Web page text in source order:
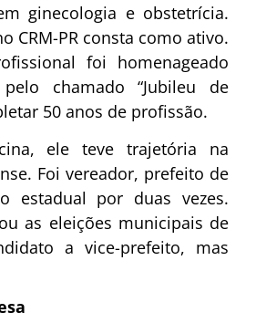
ginecologia e obstetrícia.
CRM-PR consta como ativo.
foi homenageado
chamado “Jubileu de
50 anos de profissão.
ele teve trajetória na
Foi vereador, prefeito de
estadual por duas vezes.
as eleições municipais de
a vice-prefeito, mas